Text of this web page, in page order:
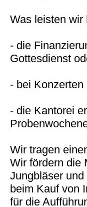
Was leisten wir
- die
Gottesdienst
- bei
- die Kantorei
Wir tragen
Wir fördern die
Jungbläser
beim Kauf von
für die